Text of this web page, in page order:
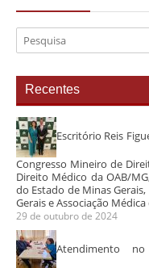
Recentes
Escritório Reis
Congresso Mineiro de
Direito Médico da OAB/
do Estado de Minas
Gerais e Associação
29 de outubro de 2024
Atendimento